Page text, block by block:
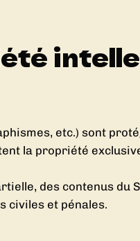
etc.) sont
la propriété
des contenus du
civiles et pénales.